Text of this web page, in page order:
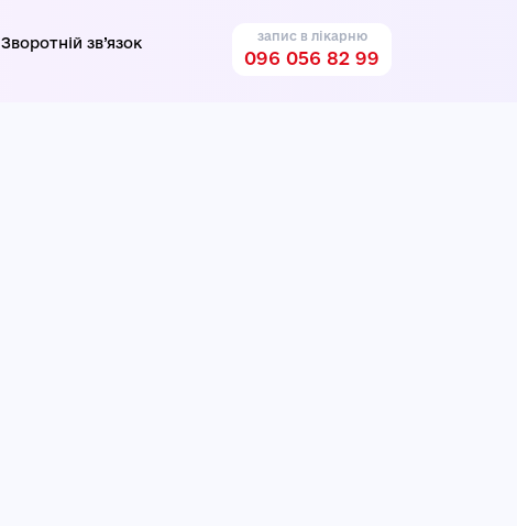
Зворотній зв’язок запис в лікарню
096 056 82 99